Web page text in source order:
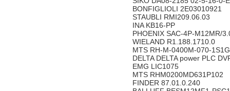
BONFIGLIOLI 2E03010921
STAUBLI RMI209.06.03
INA KB16-PP
PHOENIX SAC-4P-M12MR/
WIELAND R1.188.1710.0
MTS RH-M-0400M-070-
DELTA DELTA power PLC
EMG LIC1075
MTS RHM0200MD631P102
FINDER 87.01.0.240